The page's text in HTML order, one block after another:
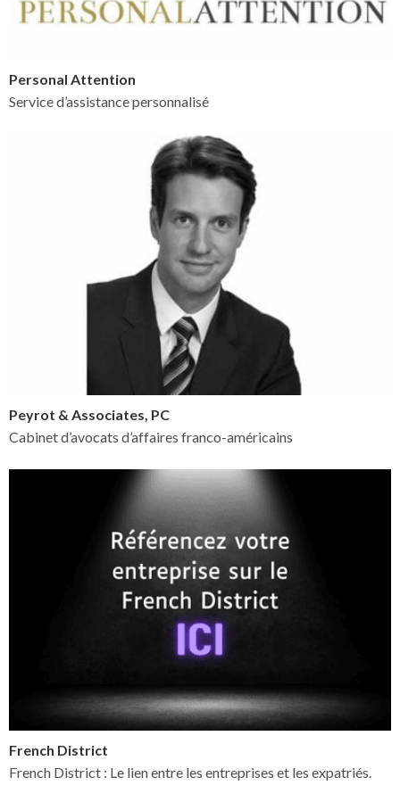
Personal Attention
Service d’assistance personnalisé
Peyrot & Associates, PC
Cabinet d’avocats d’affaires franco-américains
French District
French District : Le lien entre les entreprises et les expatriés.